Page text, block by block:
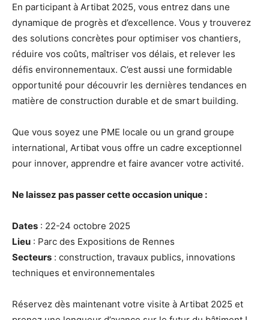
En participant à Artibat 2025, vous entrez dans une
dynamique de progrès et d’excellence. Vous y trouverez
des solutions concrètes pour optimiser vos chantiers,
réduire vos coûts, maîtriser vos délais, et relever les
défis environnementaux. C’est aussi une formidable
opportunité pour découvrir les dernières tendances en
matière de construction durable et de smart building.
Que vous soyez une PME locale ou un grand groupe
international, Artibat vous offre un cadre exceptionnel
pour innover, apprendre et faire avancer votre activité.
Ne laissez pas passer cette occasion unique :
Dates : 22-24 octobre 2025
Lieu : Parc des Expositions de Rennes
Secteurs : construction, travaux publics, innovations
techniques et environnementales
Réservez dès maintenant votre visite à Artibat 2025 et